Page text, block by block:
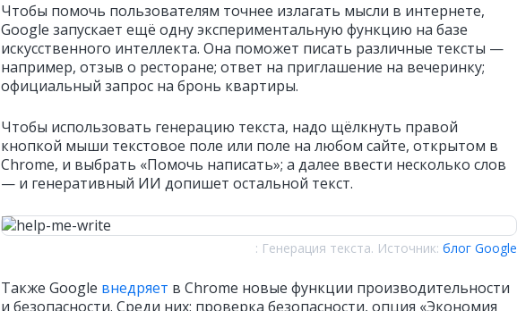
Чтобы помочь пользователям точнее излагать мысли в интернете,
Google запускает ещё одну экспериментальную функцию на базе
искусственного интеллекта. Она поможет писать различные тексты —
например, отзыв о ресторане; ответ на приглашение на вечеринку;
официальный запрос на бронь квартиры.
Чтобы использовать генерацию текста, надо щёлкнуть правой
кнопкой мыши текстовое поле или поле на любом сайте, открытом в
Chrome, и выбрать «Помочь написать»; а далее ввести несколько слов
— и генеративный ИИ допишет остальной текст.
: Генерация текста. Источник: блог Google
Также Google внедряет в Chrome новые функции производительности
и безопасности. Среди них: проверка безопасности, опция «Экономия